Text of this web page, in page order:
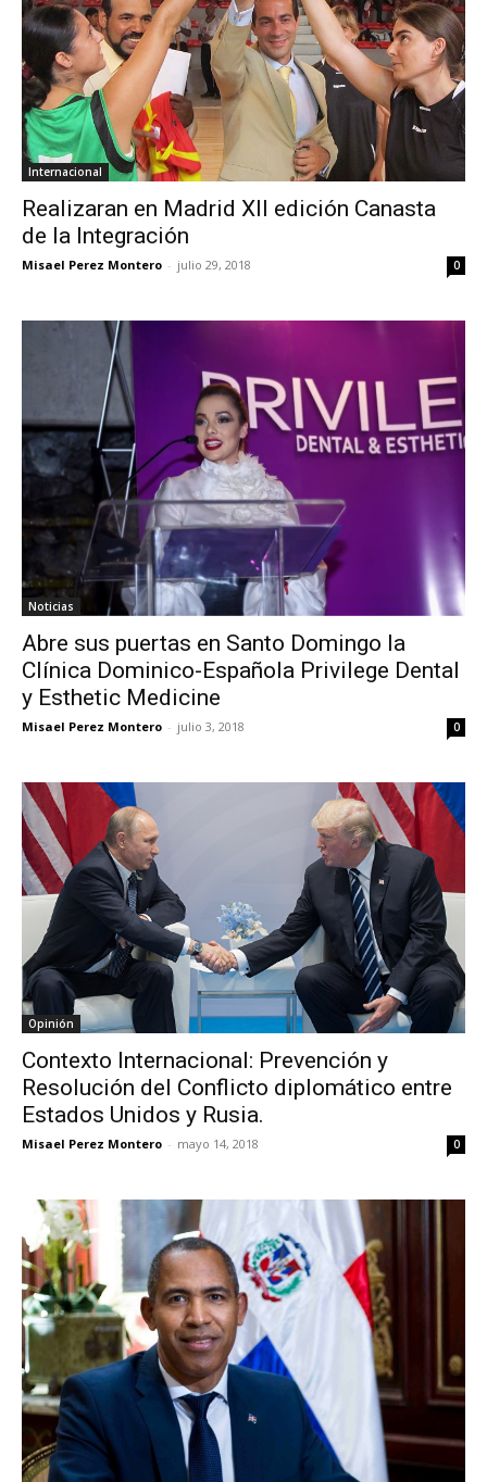
Internacional
Realizaran en Madrid XII edición Canasta
de la Integración
Misael Perez Montero - julio 29, 2018 0
Noticias
Abre sus puertas en Santo Domingo la
Clínica Dominico-Española Privilege Dental
y Esthetic Medicine
Misael Perez Montero - julio 3, 2018 0
Opinión
Contexto Internacional: Prevención y
Resolución del Conflicto diplomático entre
Estados Unidos y Rusia.
Misael Perez Montero - mayo 14, 2018 0